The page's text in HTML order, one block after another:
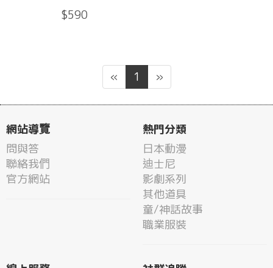
$590
« 1 »
網站導覽
問與答
聯絡我們
官方網站
熱門分類
日本動漫
迪士尼
影劇系列
其他道具
童/神話故事
職業服裝